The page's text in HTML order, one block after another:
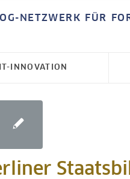
NETZWERK FÜR
IT-INNOVATION